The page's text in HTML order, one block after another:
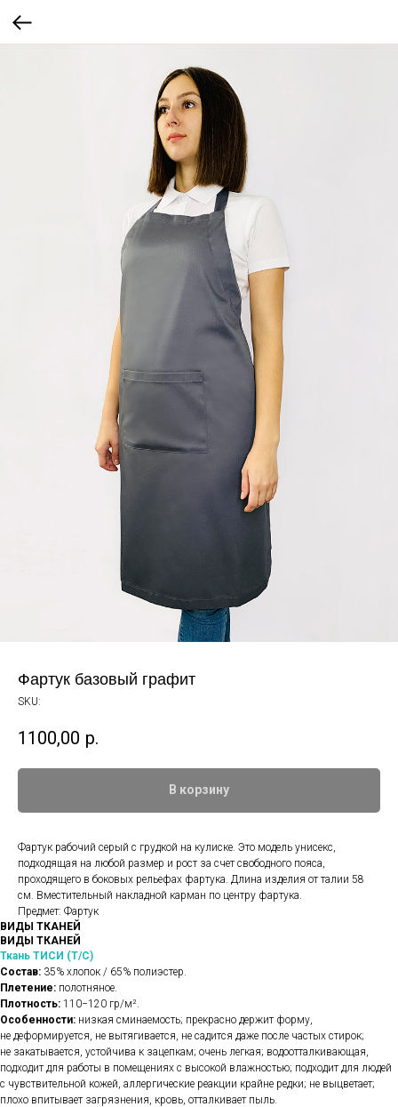
Фартук базовый графит
SKU:
1100,00 р.
В корзину
Фартук рабочий серый с грудкой на кулиске. Это модель унисекс,
подходящая на любой размер и рост за счет свободного пояса,
проходящего в боковых рельефах фартука. Длина изделия от талии 58
см. Вместительный накладной карман по центру фартука.
Предмет: Фартук
ВИДЫ ТКАНЕЙ
ВИДЫ ТКАНЕЙ
Ткань ТИСИ (Т/С)
Состав: 35% хлопок / 65% полиэстер.
Плетение: полотняное.
Плотность: 110−120 гр/м².
Особенности: низкая сминаемость; прекрасно держит форму,
не деформируется, не вытягивается, не садится даже после частых стирок;
не закатывается, устойчива к зацепкам; очень легкая; водоотталкивающая,
подходит для работы в помещениях с высокой влажностью; подходит для людей
с чувствительной кожей, аллергические реакции крайне редки; не выцветает;
плохо впитывает загрязнения, кровь, отталкивает пыль.